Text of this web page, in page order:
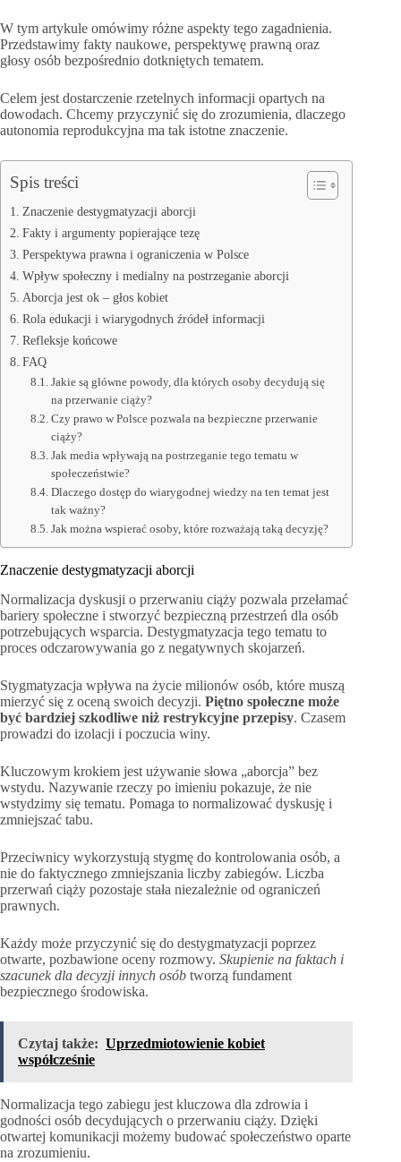
W tym artykule omówimy różne aspekty tego zagadnienia.
Przedstawimy fakty naukowe, perspektywę prawną oraz
głosy osób bezpośrednio dotkniętych tematem.
Celem jest dostarczenie rzetelnych informacji opartych na
dowodach. Chcemy przyczynić się do zrozumienia, dlaczego
autonomia reprodukcyjna ma tak istotne znaczenie.
Spis treści
Znaczenie destygmatyzacji aborcji
Fakty i argumenty popierające tezę
Perspektywa prawna i ograniczenia w Polsce
Wpływ społeczny i medialny na postrzeganie aborcji
Aborcja jest ok – głos kobiet
Rola edukacji i wiarygodnych źródeł informacji
Refleksje końcowe
FAQ
Jakie są główne powody, dla których osoby decydują się
na przerwanie ciąży?
Czy prawo w Polsce pozwala na bezpieczne przerwanie
ciąży?
Jak media wpływają na postrzeganie tego tematu w
społeczeństwie?
Dlaczego dostęp do wiarygodnej wiedzy na ten temat jest
tak ważny?
Jak można wspierać osoby, które rozważają taką decyzję?
Znaczenie destygmatyzacji aborcji
Normalizacja dyskusji o przerwaniu ciąży pozwala przełamać
bariery społeczne i stworzyć bezpieczną przestrzeń dla osób
potrzebujących wsparcia. Destygmatyzacja tego tematu to
proces odczarowywania go z negatywnych skojarzeń.
Stygmatyzacja wpływa na życie milionów osób, które muszą
mierzyć się z oceną swoich decyzji. Piętno społeczne może
być bardziej szkodliwe niż restrykcyjne przepisy. Czasem
prowadzi do izolacji i poczucia winy.
Kluczowym krokiem jest używanie słowa „aborcja” bez
wstydu. Nazywanie rzeczy po imieniu pokazuje, że nie
wstydzimy się tematu. Pomaga to normalizować dyskusję i
zmniejszać tabu.
Przeciwnicy wykorzystują stygmę do kontrolowania osób, a
nie do faktycznego zmniejszania liczby zabiegów. Liczba
przerwań ciąży pozostaje stała niezależnie od ograniczeń
prawnych.
Każdy może przyczynić się do destygmatyzacji poprzez
otwarte, pozbawione oceny rozmowy. Skupienie na faktach i
szacunek dla decyzji innych osób tworzą fundament
bezpiecznego środowiska.
Czytaj także: Uprzedmiotowienie kobiet
współcześnie
Normalizacja tego zabiegu jest kluczowa dla zdrowia i
godności osób decydujących o przerwaniu ciąży. Dzięki
otwartej komunikacji możemy budować społeczeństwo oparte
na zrozumieniu.